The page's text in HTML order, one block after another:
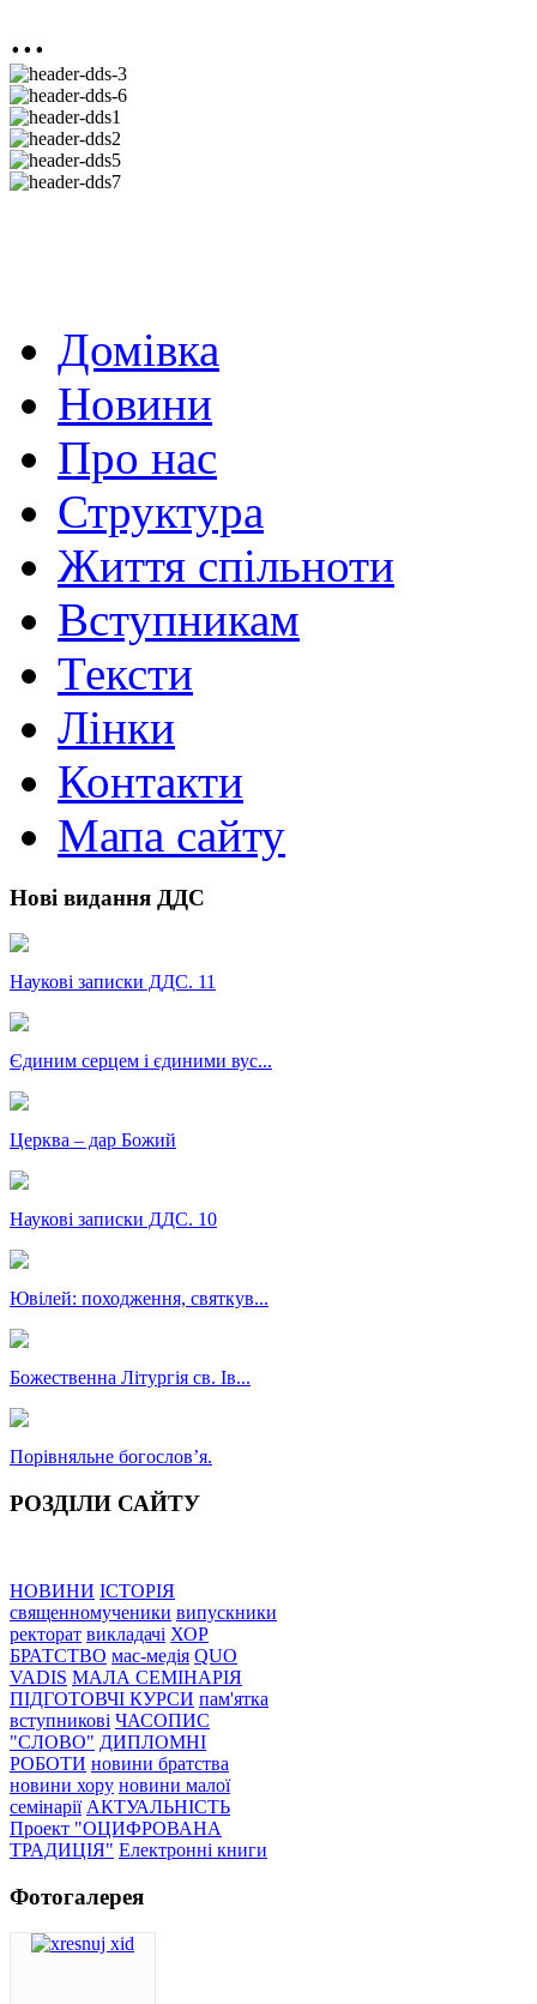
...
Домівка
Новини
Про нас
Структура
Життя спільноти
Вступникам
Тексти
Лінки
Контакти
Мапа сайту
Нові видання ДДС
Наукові записки ДДС. 11
Єдиним серцем і єдиними вус...
Церква – дар Божий
Наукові записки ДДС. 10
Ювілей: походження, святкув...
Божественна Літургія св. Ів...
Порівняльне богословʼя.
РОЗДІЛИ САЙТУ
НОВИНИ ІСТОРІЯ
священномученики випускники
ректорат викладачі ХОР
БРАТСТВО мас-медія QUO
VADIS МАЛА СЕМІНАРІЯ
ПІДГОТОВЧІ КУРСИ пам'ятка
вступникові ЧАСОПИС
"СЛОВО" ДИПЛОМНІ
РОБОТИ новини братства
новини хору новини малої
семінарії АКТУАЛЬНІСТЬ
Проект "ОЦИФРОВАНА
ТРАДИЦІЯ" Електронні книги
Фотогалерея